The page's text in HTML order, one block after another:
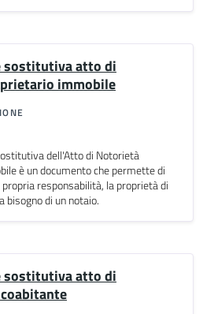
sostitutiva atto di
immobile
dell'Atto di Notorietà
è un documento che permette di
responsabilità, la proprietà di
bisogno di un notaio.
sostitutiva atto di